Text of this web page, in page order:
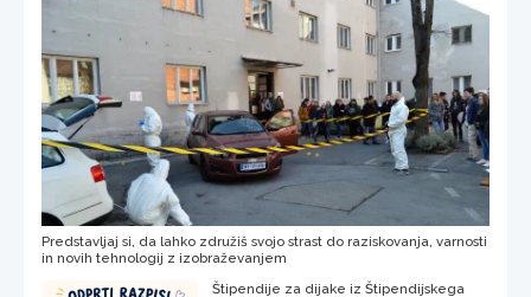
Predstavljaj si, da lahko združiš svojo strast do raziskovanja, varnosti
in novih tehnologij z izobraževanjem
Štipendije za dijake iz Štipendijskega